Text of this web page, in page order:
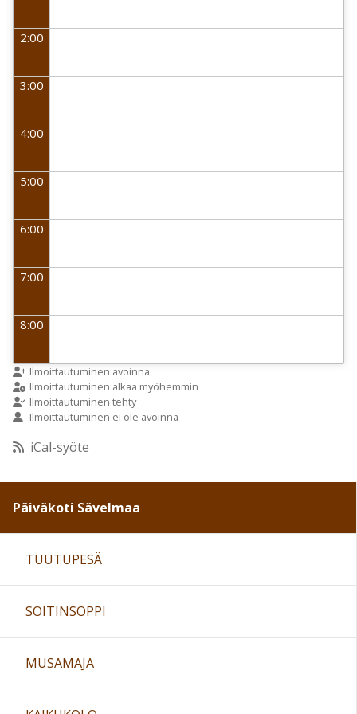
2:00
3:00
4:00
5:00
6:00
7:00
8:00
9:00
10:00
12:00
13:00
14:00
15:00
16:00
Ilmoittautuminen avoinna
Ilmoittautuminen alkaa myöhemmin
Ilmoittautuminen tehty
Ilmoittautuminen ei ole avoinna
iCal-syöte
Päiväkoti Sävelmaa
TUUTUPESÄ
SOITINSOPPI
MUSAMAJA